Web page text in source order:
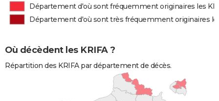
Département d'où sont fréquemment originaires les
Département d'où sont très fréquemment originaires
Où décèdent les KRIFA ?
Répartition des KRIFA par département de décès.